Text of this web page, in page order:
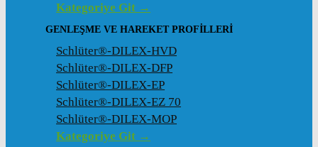
Kategoriye Git →
GENLEŞME VE HAREKET PROFILLERI
Schlüter®-DILEX-HVD
Schlüter®-DILEX-DFP
Schlüter®-DILEX-EP
Schlüter®-DILEX-EZ 70
Schlüter®-DILEX-MOP
Kategoriye Git →